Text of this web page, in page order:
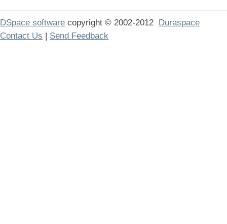
DSpace software copyright © 2002-2012 Duraspace
Contact Us | Send Feedback